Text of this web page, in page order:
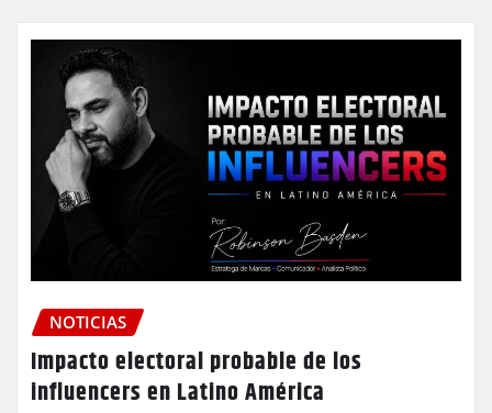
NOTICIAS
Impacto electoral probable de los
influencers en Latino América